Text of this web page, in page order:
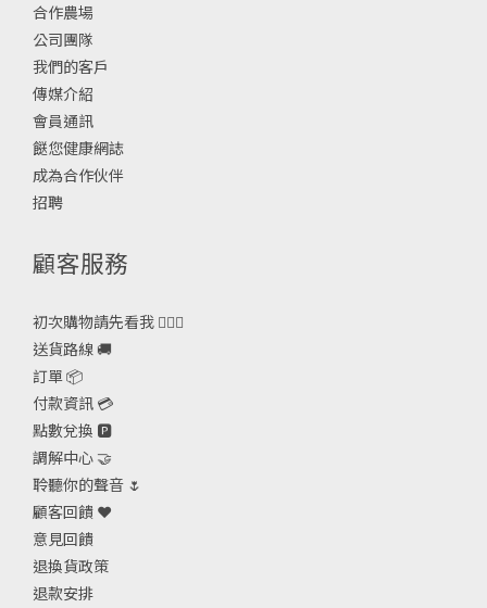
合作農場
公司團隊
我們的客戶
傳媒介紹
會員通訊
餸您健康網誌
成為合作伙伴
招聘
顧客服務
初次購物請先看我 🙋🏻‍♀️
送貨路線 🚚
訂單 📦
付款資訊 💳
點數兌換 🅿️
調解中心 🤝
聆聽你的聲音 🌷
顧客回饋 ❤️
意見回饋
退換貨政策
退款安排